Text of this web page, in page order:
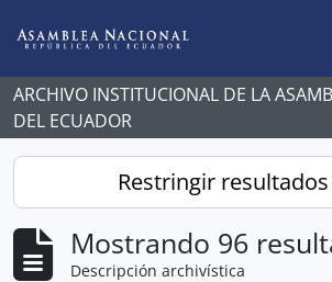
ARCHIVO INSTITUCIONAL DE LA
DEL ECUADOR
Restringir
Mostrando 96
Descripción archivística